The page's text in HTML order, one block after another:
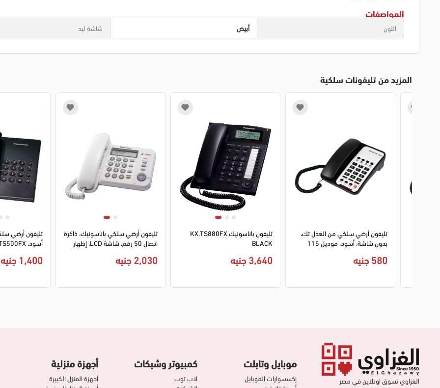
المواصفات
اللون أبيض شاشة ليد
المزيد من تليفونات سلكية
تليفون أرضي
أسود، KX.TS500FX
1,400 جنيه
تليفون أرضي سلكي باناسونيك، ذاكرة
اتصال 50 رقم، شاشة LCD، إظهار
2,030 جنيه
تليفون باناسونيك KX.TS880FX
BLACK
3,640 جنيه
تليفون أرضي سلكي من العدل تك،
بدون شاشة، أسود، موديل 115
580 جنيه
1 1 2
الغزاوي تسوق اونلاين في مصر
موبايل وتابلت
إكسسوارات الموبايل
كمبيوتر وشبكات
لاب توب
أجهزة منزلية
أجهزة المنزل الكبيرة